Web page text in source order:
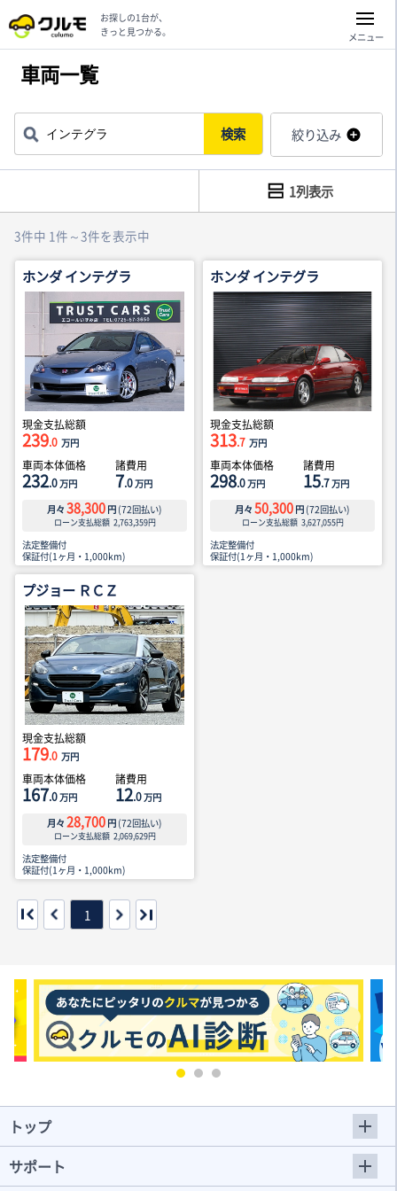
お探しの1台が、
きっと見つかる。
メニュー
車両一覧
検索 絞り込み
3件中 1件～3件を表示中
1列表示
ホンダ インテグラ
現金支払総額
239.0 万円
車両本体価格
232.0万円
諸費用
7.0万円
月々 38,300 円 (72回払い)
ローン支払総額 2,763,359円
法定整備付
保証付(1ヶ月・1,000km)
ホンダ インテグラ
現金支払総額
313.7 万円
車両本体価格
298.0万円
諸費用
15.7万円
月々 50,300 円 (72回払い)
ローン支払総額 3,627,055円
法定整備付
保証付(1ヶ月・1,000km)
プジョー ＲＣＺ
現金支払総額
179.0 万円
車両本体価格
167.0万円
諸費用
12.0万円
月々 28,700 円 (72回払い)
ローン支払総額 2,069,629円
法定整備付
保証付(1ヶ月・1,000km)
1
トップ
サポート